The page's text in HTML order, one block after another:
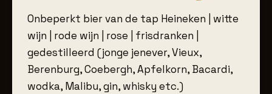
Onbeperkt bier van de tap Heineken | witte
wijn | rode wijn | rose | frisdranken |
gedestilleerd (jonge jenever, Vieux,
Berenburg, Coebergh, Apfelkorn, Bacardi,
wodka, Malibu, gin, whisky etc.)